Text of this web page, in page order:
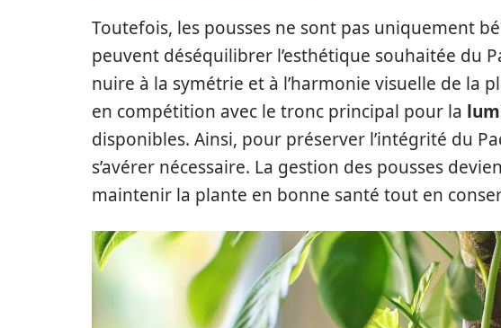
Toutefois, les pousses ne sont pas uniquement
peuvent déséquilibrer l’esthétique souhaitée du
nuire à la symétrie et à l’harmonie visuelle de la
en compétition avec le tronc principal pour la
disponibles. Ainsi, pour préserver l’intégrité du
s’avérer nécessaire. La gestion des pousses
maintenir la plante en bonne santé tout en